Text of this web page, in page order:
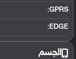
GPRS:
EDGE:
الجسم